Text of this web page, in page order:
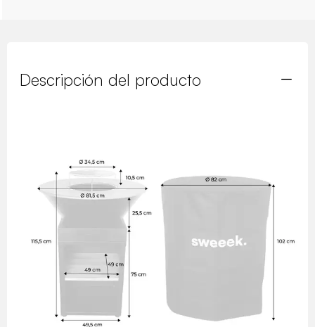
Descripción del producto